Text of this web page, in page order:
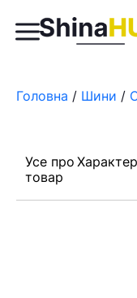
Головна / Шини /
Усе про
товар